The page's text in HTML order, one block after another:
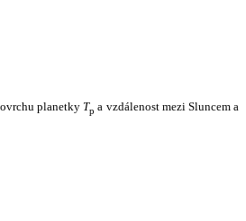
planetky Tp a vzdálenost mezi Sluncem a